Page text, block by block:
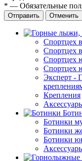
* — Обязательные
Отправить Отменить
Спортцех
Спортцех
Спортцех
Спортцех
Эксперт -
Крепления
Ботинки
Ботинки
Ботинки